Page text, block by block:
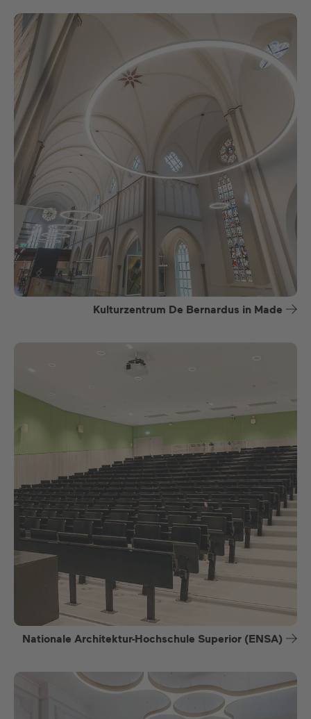
Kulturzentrum De Bernardus in Made
Nationale Architektur-Hochschule Superior (ENSA)